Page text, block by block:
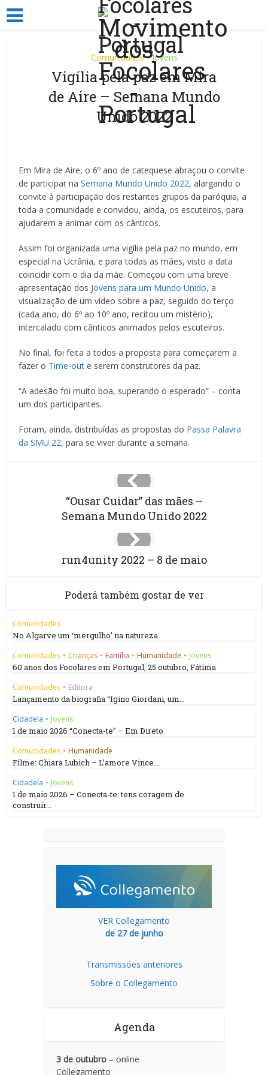
Comunidades • Jovens
Vigília pela paz em Mira
de Aire – Semana Mundo
Unido 2022
Em Mira de Aire, o 6º ano de catequese abraçou o convite
de participar naSemana Mundo Unido 2022, alargando o
convite à participação dos restantes grupos da paróquia, a
toda a comunidade e convidou, ainda, os escuteiros, para
ajudarem a animar com os cânticos.
Assim foi organizada uma vigília pela paz no mundo, em
especial na Ucrânia, e para todas as mães, visto a data
coincidir com o dia da mãe. Começou com uma breve
apresentação dos Jovens para um Mundo Unido, a
visualização de um vídeo sobre a paz, seguido do terço
(cada ano, do 6º ao 10º ano, recitou um mistério),
intercalado com cânticos animados pelos escuteiros.
No final, foi feita a todos a proposta para começarem a
fazer o Time-out e serem construtores da paz.
“A adesão foi muito boa, superando o esperado” – conta
um dos participantes.
Foram, ainda, distribuídas as propostas do Passa Palavra
da SMU 22, para se viver durante a semana.
“Ousar Cuidar” das mães –
Semana Mundo Unido 2022
run4unity 2022 – 8 de maio
Poderá também gostar de ver
Comunidades
No Algarve um ‘mergulho’ na natureza
Comunidades • Crianças • Família • Humanidade • Jovens
60 anos dos Focolares em Portugal, 25 outubro, Fátima
Comunidades • Editora
Lançamento da biografia “Igino Giordani, um...
Cidadela • Jovens
1 de maio 2026 “Conecta-te” – Em Direto
Comunidades • Humanidade
Filme: Chiara Lubich – L’amore Vince...
Cidadela • Jovens
1 de maio 2026 – Conecta-te: tens coragem de
construir...
VER Collegamento
de 27 de junho
Transmissões anteriores
Sobre o Collegamento
Agenda
3 de outubro – online
Collegamento